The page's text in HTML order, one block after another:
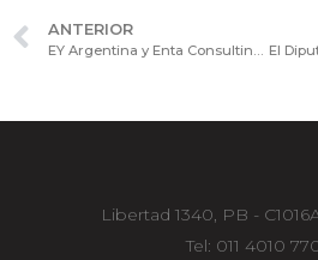
ANTERIOR
EY Argentina y Enta Consulting presentaron casos de Automatización Inteligente en el Consejo Consultivo de Procesos y Tecnología.
Libertad 1340, PB -
Tel: 011 4010